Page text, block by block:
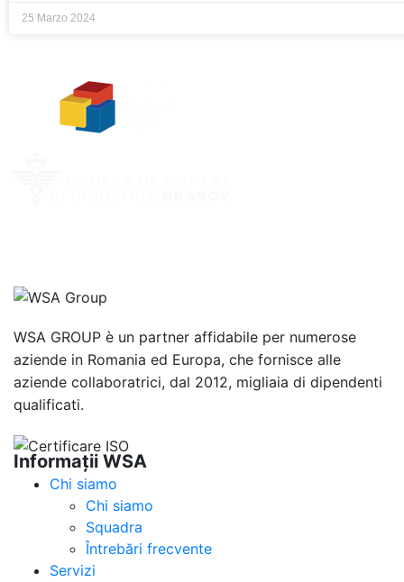
25 Marzo 2024
WSA GROUP è un partner affidabile per numerose
aziende in Romania ed Europa, che fornisce alle
aziende collaboratrici, dal 2012, migliaia di dipendenti
qualificati.
Informații WSA
Chi siamo
Chi siamo
Squadra
Întrebări frecvente
Servizi